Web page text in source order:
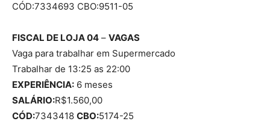
CÓD:7334693 CBO:9511-05
FISCAL DE LOJA 04 – VAGAS
Vaga para trabalhar em Supermercado
Trabalhar de 13:25 as 22:00
EXPERIÊNCIA: 6 meses
SALÁRIO:R$1.560,00
CÓD:7343418 CBO:5174-25